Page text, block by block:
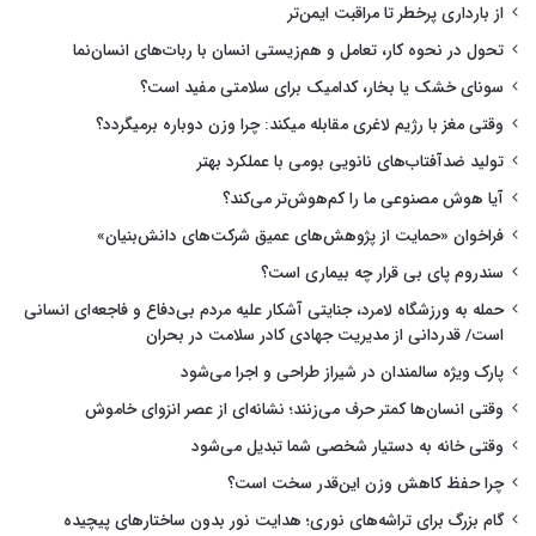
از بارداری پرخطر تا مراقبت ایمن‌تر
تحول در نحوه کار، تعامل و هم‌زیستی انسان با ربات‌های انسان‌نما
سونای خشک یا بخار، کدامیک برای سلامتی مفید است؟
وقتی مغز با رژیم لاغری مقابله میکند: چرا وزن دوباره برمیگردد؟
تولید ضدآفتاب‌های نانویی بومی با عملکرد بهتر
آیا هوش مصنوعی ما را کم‌هوش‌تر می‌کند؟
فراخوان «حمایت از پژوهش‌های عمیق شرکت‌های دانش‌بنیان»
سندروم پای بی قرار چه بیماری است؟
حمله به ورزشگاه لامرد، جنایتی آشکار علیه مردم بی‌دفاع و فاجعه‌ای انسانی
است/ قدردانی از مدیریت جهادی کادر سلامت در بحران
پارک ویژه سالمندان در شیراز طراحی و اجرا می‌شود
وقتی انسان‌ها کمتر حرف می‌زنند؛ نشانه‌ای از عصر انزوای خاموش
وقتی خانه به دستیار شخصی شما تبدیل می‌شود
چرا حفظ کاهش وزن این‌قدر سخت است؟
گام بزرگ برای تراشه‌های نوری؛ هدایت نور بدون ساختارهای پیچیده